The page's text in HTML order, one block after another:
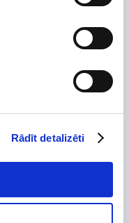
Rādīt detalizēti